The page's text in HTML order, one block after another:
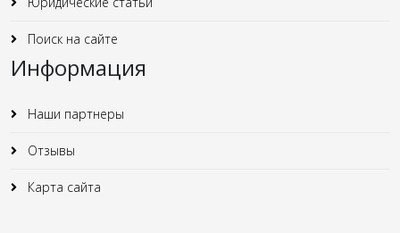
Поиск на сайте
Информация
Наши партнеры
Отзывы
Карта сайта